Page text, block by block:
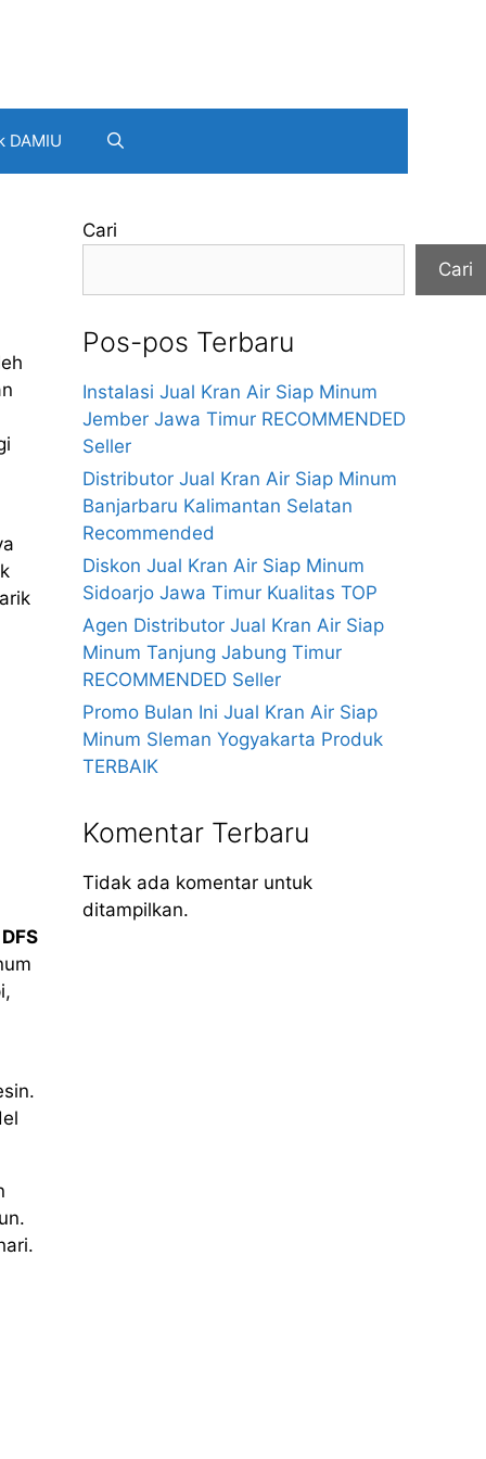
DAMIU
DFS
Cari
Cari
Pos-pos Terbaru
Instalasi Jual Kran Air Siap Minum
Jember Jawa Timur RECOMMENDED
Seller
Distributor Jual Kran Air Siap Minum
Banjarbaru Kalimantan Selatan
Recommended
Diskon Jual Kran Air Siap Minum
Sidoarjo Jawa Timur Kualitas TOP
Agen Distributor Jual Kran Air Siap
Minum Tanjung Jabung Timur
RECOMMENDED Seller
Promo Bulan Ini Jual Kran Air Siap
Minum Sleman Yogyakarta Produk
TERBAIK
Komentar Terbaru
Tidak ada komentar untuk
ditampilkan.